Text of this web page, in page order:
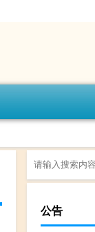
公告